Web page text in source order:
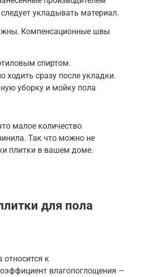
укладывать материал.
Компенсационные швы
спиртом.
сразу после укладки.
уборку и мойку пола
малое количество
Так что можно не
плитки в вашем доме.
для пола
относится к
влагопоглощения —